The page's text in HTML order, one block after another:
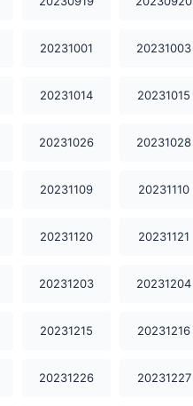
20231001 20231003
20231014 20231015
20231026 20231028
20231109 20231110
20231120 20231121
20231203 20231204
20231215 20231216
20231226 20231227